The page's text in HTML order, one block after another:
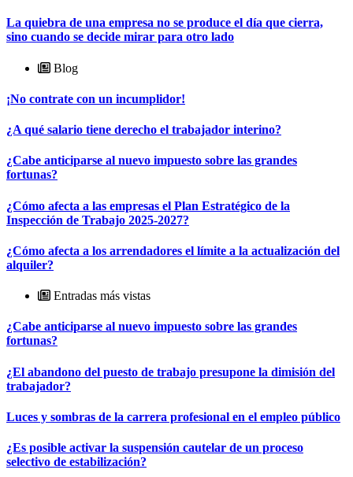
La quiebra de una empresa no se produce el día que cierra,
sino cuando se decide mirar para otro lado
Blog
¡No contrate con un incumplidor!
¿A qué salario tiene derecho el trabajador interino?
¿Cabe anticiparse al nuevo impuesto sobre las grandes
fortunas?
¿Cómo afecta a las empresas el Plan Estratégico de la
Inspección de Trabajo 2025-2027?
¿Cómo afecta a los arrendadores el límite a la actualización del
alquiler?
Entradas más vistas
¿Cabe anticiparse al nuevo impuesto sobre las grandes
fortunas?
¿El abandono del puesto de trabajo presupone la dimisión del
trabajador?
Luces y sombras de la carrera profesional en el empleo público
¿Es posible activar la suspensión cautelar de un proceso
selectivo de estabilización?